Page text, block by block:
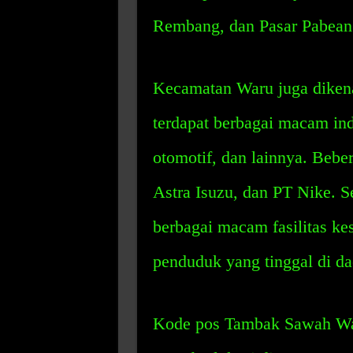
Rembang, dan Pasar
Kecamatan Waru juga
terdapat berbagai macam
otomotif, dan lainnya.
Astra Isuzu, dan PT Nike.
berbagai macam fasilitas
penduduk yang tinggal di
Kode pos Tambak Sawah